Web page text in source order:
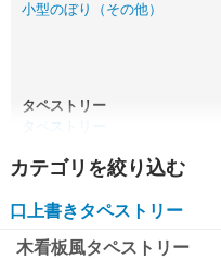
小型のぼり（その他）
タペストリー
タペストリー
口上書きタペストリー
口上書きタペストリー
木看板風タペストリー